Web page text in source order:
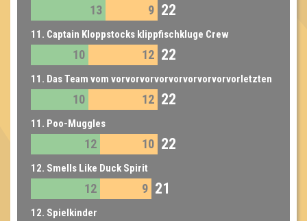
13 9 22
11. Captain Kloppstocks klippfischkluge Crew
10 12 22
11. Das Team vom vorvorvorvorvorvorvorvorvorletzten
10 12 22
11. Poo-Muggles
12 10 22
12. Smells Like Duck Spirit
12 9 21
12. Spielkinder